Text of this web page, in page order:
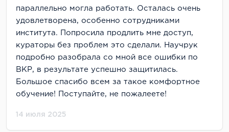
параллельно могла работать. Осталась очень
удовлетворена, особенно сотрудниками
института. Попросила продлить мне доступ,
кураторы без проблем это сделали. Научрук
подробно разобрала со мной все ошибки по
ВКР, в результате успешно защитилась.
Большое спасибо всем за такое комфортное
обучение! Поступайте, не пожалеете!
14 июля 2025